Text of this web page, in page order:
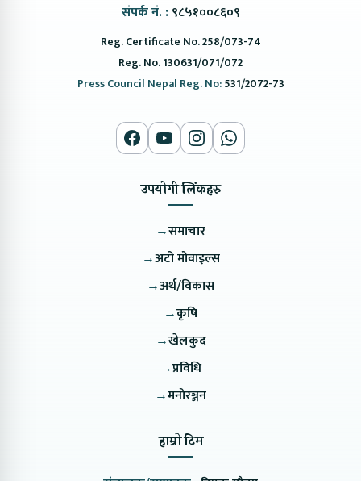
संपर्क नं. : ९८५१००८६०९
Reg. Certificate No. 258/073-74
Reg. No. 130631/071/072
Press Council Nepal Reg. No:531/2072-73
उपयोगी लिंकहरु
→समाचार
→अटो मोवाइल्स
→अर्थ/विकास
→कृषि
→खेलकुद
→प्रविधि
→मनोरञ्जन
हाम्रो टिम